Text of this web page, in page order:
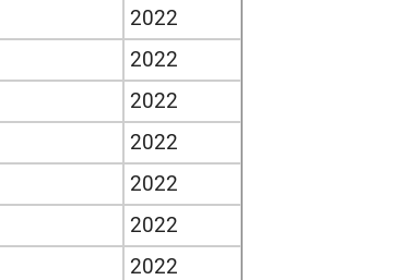
2022
2022
2022
2022
2022
2022
2022